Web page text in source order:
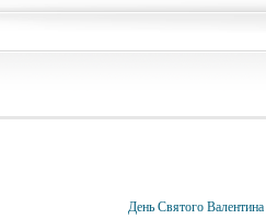
День Святого Валентина